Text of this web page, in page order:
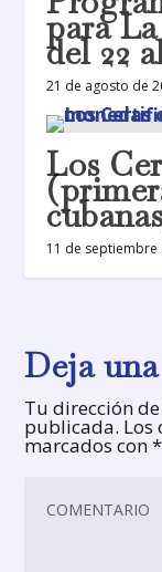
para
del 22
21 de agosto de
Los
11 de septiembre
Deja
Tu dirección
publicada. Los
marcados con*